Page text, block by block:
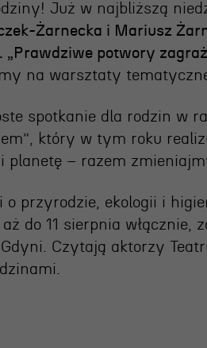
Już w najbliższą
Żarnecka i Mariusz
„Prawdziwe potwory
na warsztaty
spotkanie dla rodzin w
który w tym roku
planetę – razem
o przyrodzie, ekologii i
aż do 11 sierpnia
Czytają aktorzy